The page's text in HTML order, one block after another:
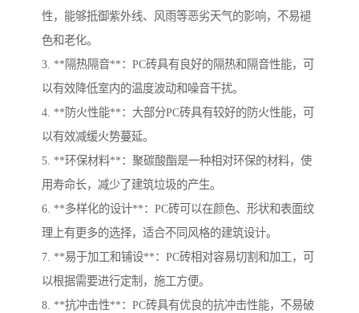
性，能够抵御紫外线、风雨等恶劣天气的影响，不易褪
色和老化。
3. **隔热隔音**：PC砖具有良好的隔热和隔音性能，可
以有效降低室内的温度波动和噪音干扰。
4. **防火性能**：大部分PC砖具有较好的防火性能，可
以有效减缓火势蔓延。
5. **环保材料**：聚碳酸酯是一种相对环保的材料，使
用寿命长，减少了建筑垃圾的产生。
6. **多样化的设计**：PC砖可以在颜色、形状和表面纹
理上有更多的选择，适合不同风格的建筑设计。
7. **易于加工和铺设**：PC砖相对容易切割和加工，可
以根据需要进行定制，施工方便。
8. **抗冲击性**：PC砖具有优良的抗冲击性能，不易破